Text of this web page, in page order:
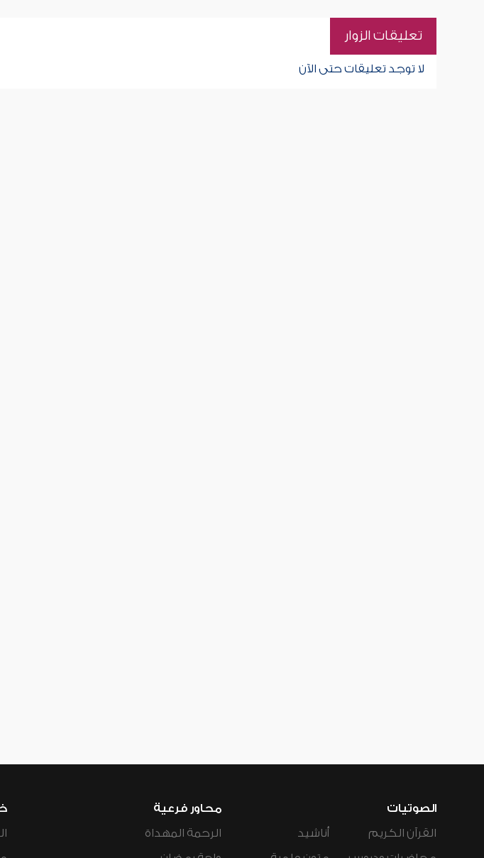
تعليقات الزوار
لا توجد تعليقات حتى الآن
الصوتيات
القرآن الكريم
أناشيد
محاور فرعية
الرحمة المهداة